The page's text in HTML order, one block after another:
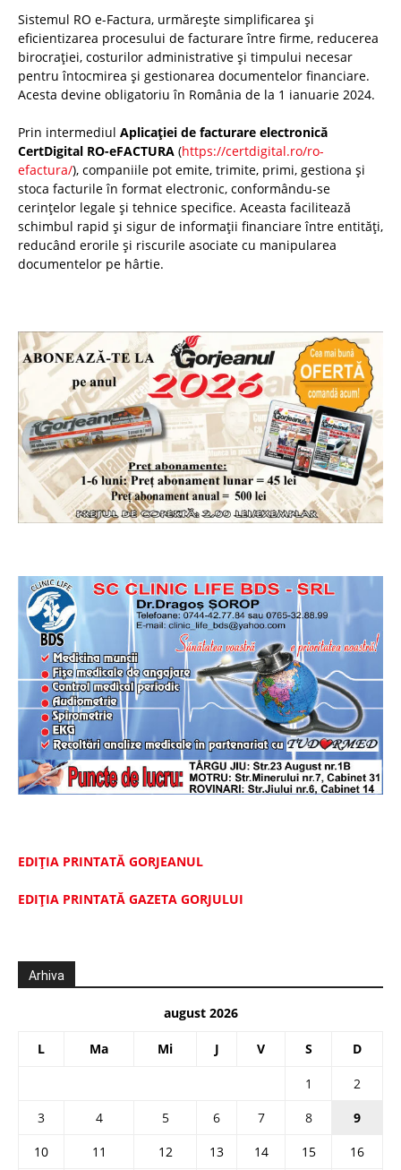
Sistemul RO e-Factura, urmărește simplificarea și
eficientizarea procesului de facturare între firme, reducerea
birocrației, costurilor administrative și timpului necesar
pentru întocmirea și gestionarea documentelor financiare.
Acesta devine obligatoriu în România de la 1 ianuarie 2024.
Prin intermediul Aplicației de facturare electronică
CertDigital RO-eFACTURA (https://certdigital.ro/ro-
efactura/), companiile pot emite, trimite, primi, gestiona și
stoca facturile în format electronic, conformându-se
cerințelor legale și tehnice specifice. Aceasta facilitează
schimbul rapid și sigur de informații financiare între entități,
reducând erorile și riscurile asociate cu manipularea
documentelor pe hârtie.
EDIȚIA PRINTATĂ GORJEANUL
EDIŢIA PRINTATĂ GAZETA GORJULUI
Arhiva
august 2026
L Ma Mi J V S D
1
2
3
4 5 6 7 8
9
10
11 12 13 14 15 16